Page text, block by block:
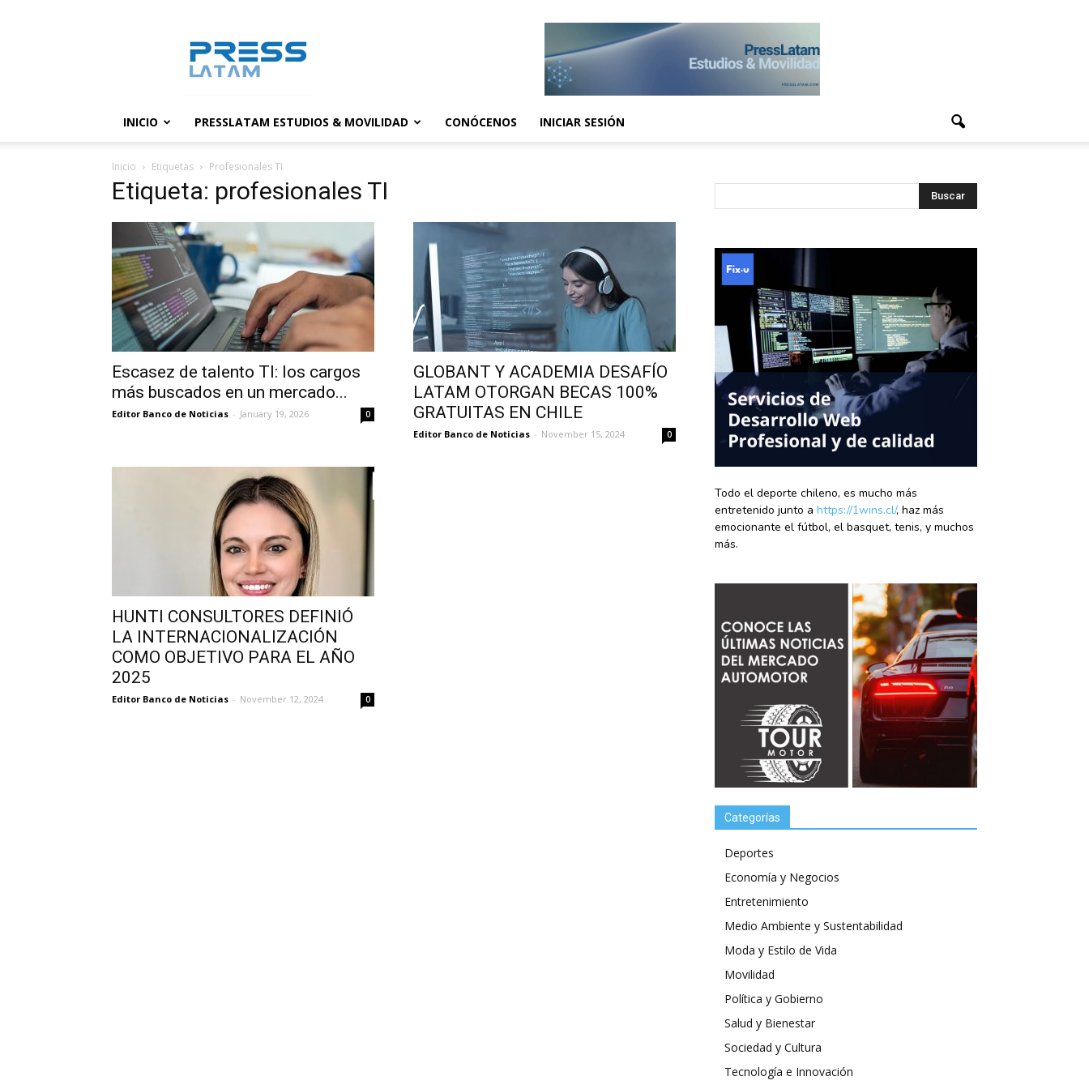
noticias
INICIO PRESSLATAM ESTUDIOS & MOVILIDAD CONÓCENOS INICIAR SESIÓN
Inicio Etiquetas Profesionales TI
Etiqueta: profesionales TI
Escasez de talento TI: los cargos
más buscados en un mercado...
Editor Banco de Noticias - January 19, 2026 0
GLOBANT Y ACADEMIA DESAFÍO
LATAM OTORGAN BECAS 100%
GRATUITAS EN CHILE
Editor Banco de Noticias - November 15, 2024 0
HUNTI CONSULTORES DEFINIÓ
LA INTERNACIONALIZACIÓN
COMO OBJETIVO PARA EL AÑO
2025
Editor Banco de Noticias - November 12, 2024 0
Todo el deporte chileno, es mucho más
entretenido junto a https://1wins.cl/, haz más
emocionante el fútbol, el basquet, tenis, y muchos
más.
Categorías
Deportes
Economía y Negocios
Entretenimiento
Medio Ambiente y Sustentabilidad
Moda y Estilo de Vida
Movilidad
Política y Gobierno
Salud y Bienestar
Sociedad y Cultura
Tecnología e Innovación